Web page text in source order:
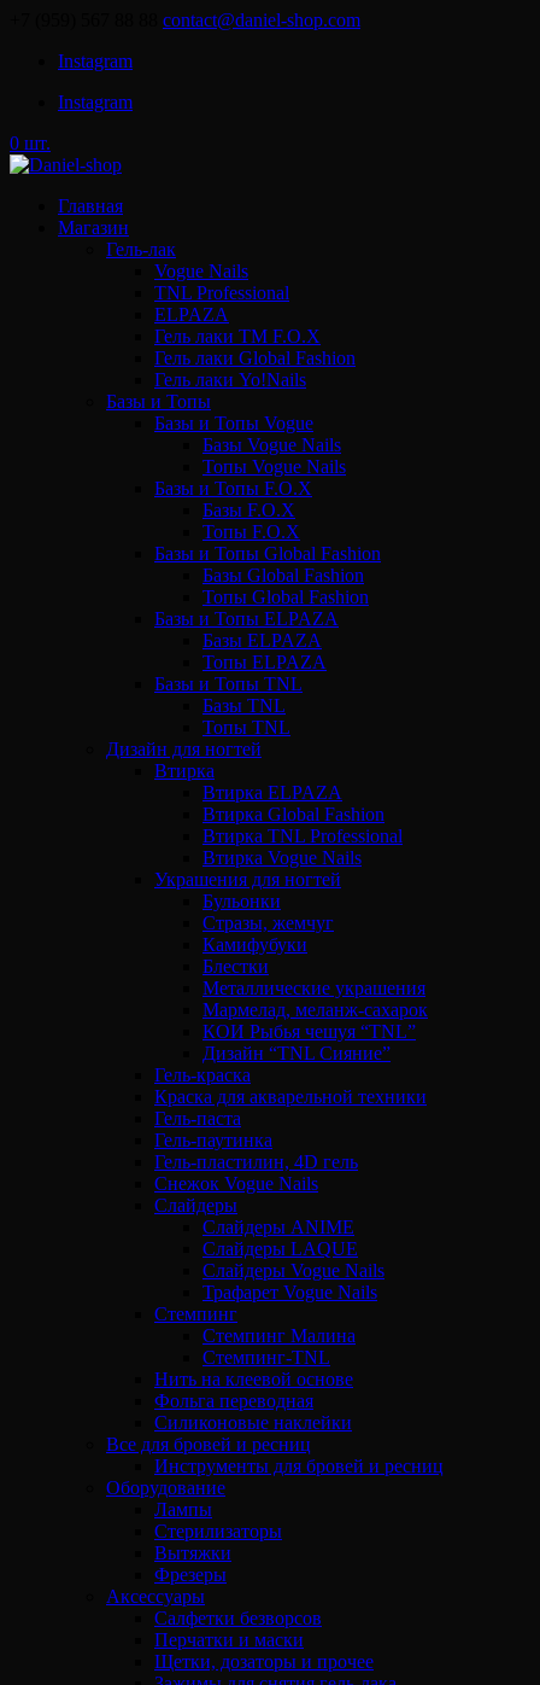
contact@daniel-shop.com
Instagram
Instagram
0 шт.
Главная
Магазин
Гель-лак
Vogue Nails
TNL Professional
ELPAZA
Гель лаки ТМ F.O.X
Гель лаки Global Fashion
Гель лаки Yo!Nails
Базы и Топы
Базы и Топы Vogue
Базы Vogue Nails
Топы Vogue Nails
Базы и Топы F.O.X
Базы F.O.X
Топы F.O.X
Базы и Топы Global Fashion
Базы Global Fashion
Топы Global Fashion
Базы и Топы ELPAZA
Базы ELPAZA
Топы ELPAZA
Базы и Топы TNL
Базы TNL
Топы TNL
Дизайн для ногтей
Втирка
Втирка ELPAZA
Втирка Global Fashion
Втирка TNL Professional
Втирка Vogue Nails
Украшения для ногтей
Бульонки
Стразы, жемчуг
Камифубуки
Блестки
Металлические украшения
Мармелад, меланж-сахарок
КОИ Рыбья чешуя “TNL”
Дизайн “TNL Сияние”
Гель-краска
Краска для акварельной техники
Гель-паста
Гель-паутинка
Гель-пластилин, 4D гель
Снежок Vogue Nails
Слайдеры
Слайдеры ANIME
Слайдеры LAQUE
Слайдеры Vogue Nails
Трафарет Vogue Nails
Стемпинг
Стемпинг Малина
Стемпинг-TNL
Нить на клеевой основе
Фольга переводная
Силиконовые наклейки
Все для бровей и ресниц
Инструменты для бровей и ресниц
Оборудование
Лампы
Стерилизаторы
Вытяжки
Фрезеры
Аксессуары
Салфетки безворсов
Перчатки и маски
Щетки, дозаторы и прочее